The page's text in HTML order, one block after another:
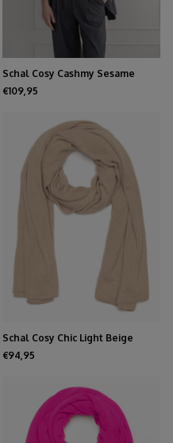
Schal Cosy Cashmy Sesame
€109,95
Schal Cosy Chic Light Beige
€94,95